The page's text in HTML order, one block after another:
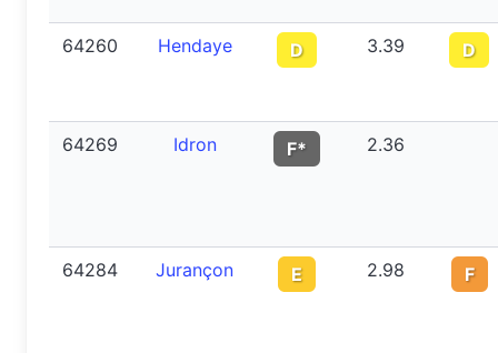
64260 Hendaye D 3.39 D
64269 Idron F* 2.36
64284 Jurançon E 2.98 F